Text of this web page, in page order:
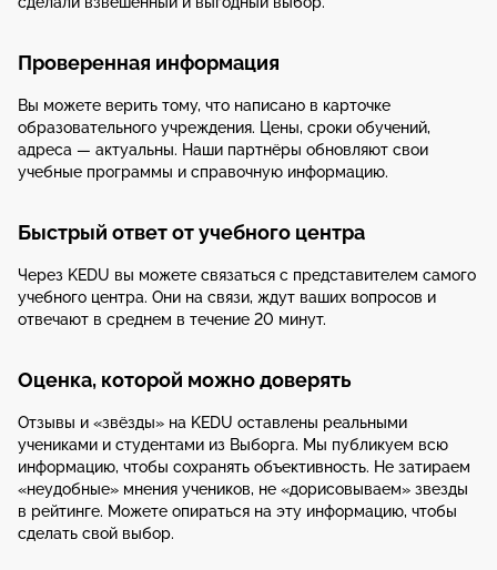
Проверенная информация
Вы можете верить тому, что написано в карточке
образовательного учреждения. Цены, сроки обучений,
адреса — актуальны. Наши партнёры обновляют свои
учебные программы и справочную информацию.
Быстрый ответ от учебного центра
Через KEDU вы можете связаться с представителем самого
учебного центра. Они на связи, ждут ваших вопросов и
отвечают в среднем в течение 20 минут.
Оценка, которой можно доверять
Отзывы и «звёзды» на KEDU оставлены реальными
учениками и студентами из Выборга. Мы публикуем всю
информацию, чтобы сохранять объективность. Не затираем
«неудобные» мнения учеников, не «дорисовываем» звезды
в рейтинге. Можете опираться на эту информацию, чтобы
сделать свой выбор.